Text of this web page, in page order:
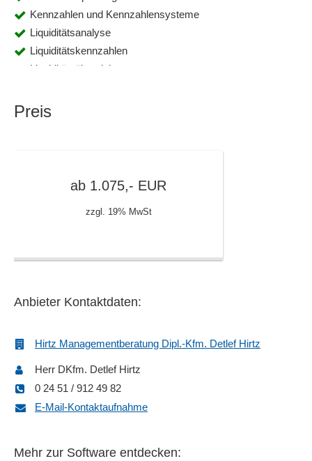
Kennzahlen und Kennzahlensysteme
Liquiditätsanalyse
Liquiditätskennzahlen
Liquiditätsübersicht
Personalkostenplanung
Planungshilfen
Planungsvarianten und Perspektiven
Prozessüberwachung
Rollierende Planung
SOLL-IST-Prozesse
Soll-Ist-Vergleiche
Umsatzplanung
Unternehmensmanagement
Preis
ab 1.075,- EUR
zzgl. 19% MwSt
Anbieter Kontaktdaten:
Hirtz Managementberatung Dipl.-Kfm. Detlef Hirtz
Herr DKfm. Detlef Hirtz
0 24 51 / 912 49 82
E-Mail-Kontaktaufnahme
Mehr zur Software entdecken: